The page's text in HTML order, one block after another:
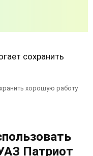
хорошую работу
Патриот